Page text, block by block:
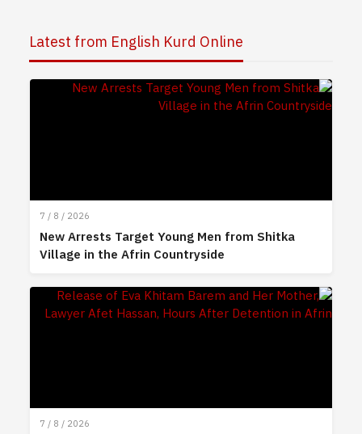
Latest from English Kurd Online
7 / 8 / 2026
New Arrests Target Young Men from Shitka
Village in the Afrin Countryside
7 / 8 / 2026